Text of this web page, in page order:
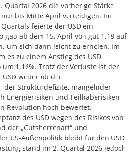
Quartal 2026 die vorherige Stärke
nur bis Mitte April verteidigen. Im
feierte der USD ein
gab ab dem 15. April von gut 1,18 auf
um sich dann leicht zu erholen. Im
es zu einem Anstieg des USD
1,16%. Trotz der Verluste ist der
weiter ob der
der Strukturdefizite, mangelnder
Energierisiken und Teilhaberisiken
Revolution hoch bewertet.
des USD wegen des Risikos von
der „Gutsherrenart“ und
US-Außenpolitik bleibt für den USD
stand im 2. Quartal 2026 jedoch